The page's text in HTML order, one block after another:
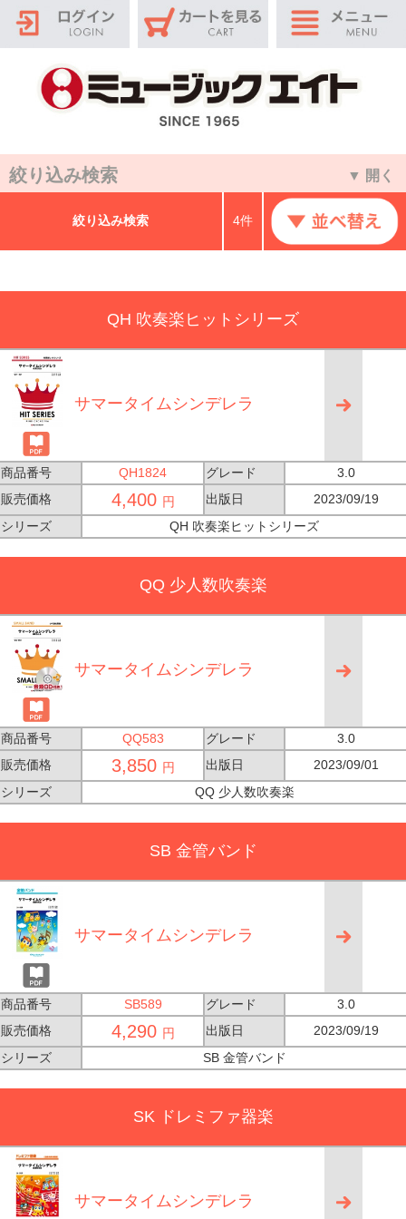
絞り込み検索 ▼ 開く
絞り込み検索 4件
QH 吹奏楽ヒットシリーズ
サマータイムシンデレラ
商品番号 QH1824 グレード
3.0
販売価格
4,400 円 出版日
2023/09/19
シリーズ
QH 吹奏楽ヒットシリーズ
QQ 少人数吹奏楽
サマータイムシンデレラ
商品番号 QQ583 グレード
3.0
販売価格
3,850 円 出版日
2023/09/01
シリーズ
QQ 少人数吹奏楽
SB 金管バンド
サマータイムシンデレラ
商品番号 SB589 グレード
3.0
販売価格
4,290 円 出版日
2023/09/19
シリーズ
SB 金管バンド
SK ドレミファ器楽
サマータイムシンデレラ